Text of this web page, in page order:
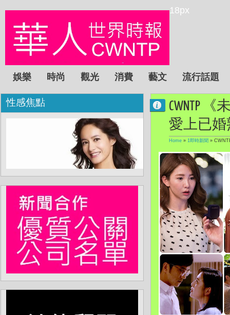
18px
娛樂 時尚 觀光 消費 藝文 流行話題
CWNTP
愛上已婚
Home » 1即時新聞 »
性感焦點